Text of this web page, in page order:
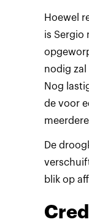
Hoewel
is Sergio
nodig
Nog
de voor
De
blik op